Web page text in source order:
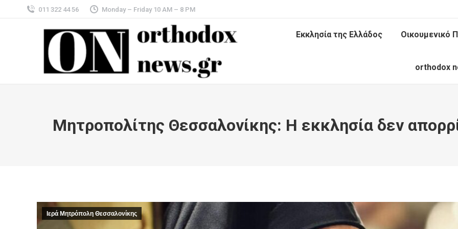
011 322 44 56 Monday – Friday 10 AM – 8 PM
Εκκλησία της Ελλάδος Οικουμενικό
orthodox
Μητροπολίτης Θεσσαλονίκης: Η εκκλησία δεν
Ιερά Μητρόπολη Θεσσαλονίκης